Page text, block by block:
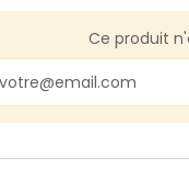
Ce produit